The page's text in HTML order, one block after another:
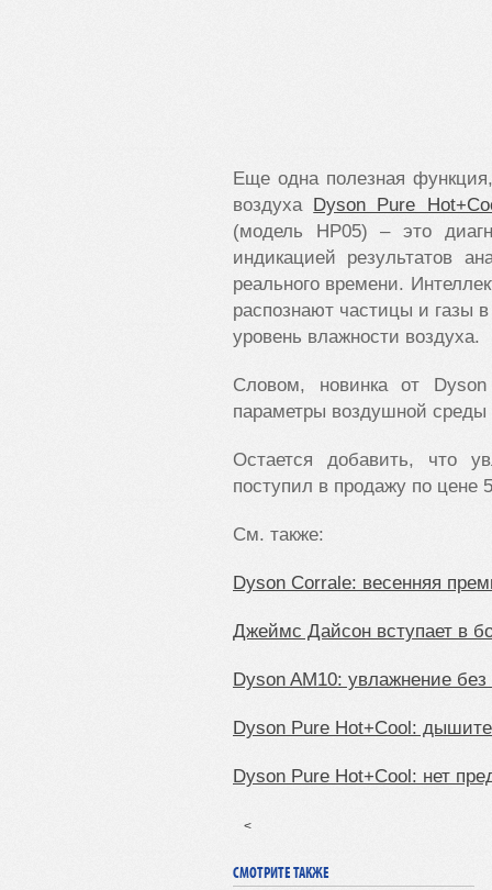
Еще одна полезная
воздуха Dyson Pure
(модель НР05) – это
индикацией результатов
реального времени.
распознают частицы и газы
уровень влажности воздуха.
Словом, новинка от Dyson
параметры воздушной
Остается добавить, что
поступил в продажу по цене
См. также:
Dyson Corrale: весенняя
Джеймс Дайсон вступает в
Dyson AM10: увлажнение без
Dyson Pure Hot+Cool:
Dyson Pure Hot+Cool: нет
<
СМОТРИТЕ ТАКЖЕ